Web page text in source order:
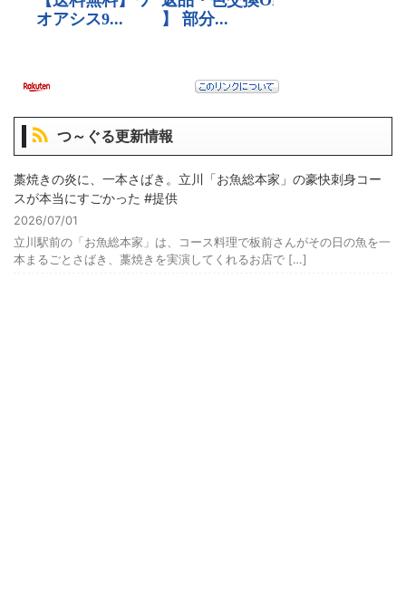
つ～ぐる更新情報
藁焼きの炎に、一本さばき。立川「お魚総本家」の豪快刺身コー
スが本当にすごかった #提供
2026/07/01
立川駅前の「お魚総本家」は、コース料理で板前さんがその日の魚を一
本まるごとさばき、藁焼きを実演してくれるお店で […]